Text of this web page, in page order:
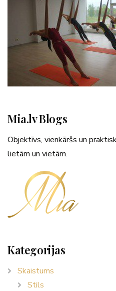
Mia.lv Blogs
Objektīvs, vienkāršs un
lietām un vietām.
Kategorijas
Skaistums
Stils